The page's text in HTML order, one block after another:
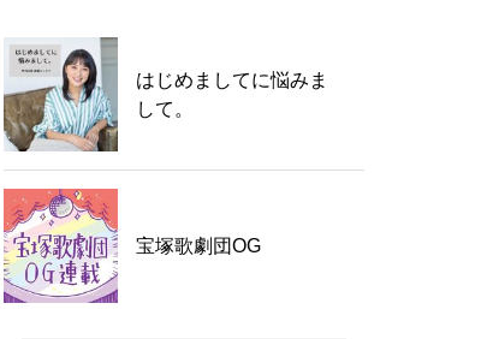
はじめましてに悩みま
して。
宝塚歌劇団OG